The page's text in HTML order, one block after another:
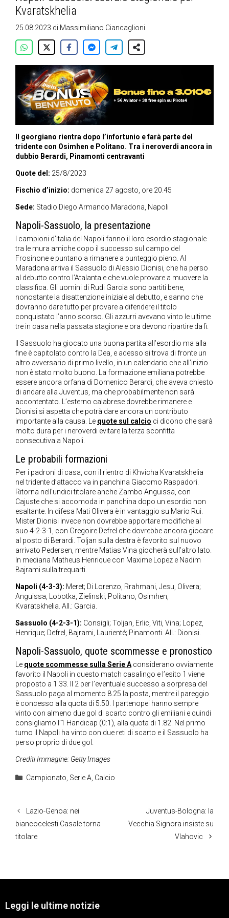
Kvaratskhelia
25.08.2023 di Massimiliano Ciancaglioni
Il georgiano rientra dopo l’infortunio e farà parte del
tridente con Osimhen e Politano. Tra i neroverdi ancora in
dubbio Berardi, Pinamonti centravanti
Quote del: 25/8/2023
Fischio d’inizio: domenica 27 agosto, ore 20.45
Sede: Stadio Diego Armando Maradona, Napoli
Napoli-Sassuolo, la presentazione
I campioni d’Italia del Napoli fanno il loro esordio stagionale
tra le mura amiche dopo il successo sul campo del
Frosinone e puntano a rimanere a punteggio pieno. Al
Maradona arriva il Sassuolo di Alessio Dionisi, che ha perso
al debutto contro l’Atalanta e che vuole provare a muovere la
classifica. Gli uomini di Rudi Garcia sono partiti bene,
nonostante la disattenzione iniziale al debutto, e sanno che
dovranno dare tutto per provare a difendere il titolo
conquistato l’anno scorso. Gli azzurri avevano vinto le ultime
tre in casa nella passata stagione e ora devono ripartire da lì.
Il Sassuolo ha giocato una buona partita all’esordio ma alla
fine è capitolato contro la Dea, e adesso si trova di fronte un
altro avversario di primo livello, in un calendario che all’inizio
non è stato molto buono. La formazione emiliana potrebbe
essere ancora orfana di Domenico Berardi, che aveva chiesto
di andare alla Juventus, ma che probabilmente non sarà
accontentato. L’esterno calabrese dovrebbe rimanere e
Dionisi si aspetta che potrà dare ancora un contributo
importante alla causa. Le quote sul calcio ci dicono che sarà
molto dura per i neroverdi evitare la terza sconfitta
consecutiva a Napoli.
Le probabili formazioni
Per i padroni di casa, con il rientro di Khvicha Kvaratskhelia
nel tridente d’attacco va in panchina Giacomo Raspadori.
Ritorna nell’undici titolare anche Zambo Anguissa, con
Cajuste che si accomoda in panchina dopo un esordio non
esaltante. In difesa Mati Olivera è in vantaggio su Mario Rui.
Mister Dionisi invece non dovrebbe apportare modifiche al
suo 4-2-3-1, con Gregoire Defrel che dovrebbe ancora giocare
al posto di Berardi. Toljan sulla destra è favorito sul nuovo
arrivato Pedersen, mentre Matias Vina giocherà sull’altro lato.
In mediana Matheus Henrique con Maxime Lopez e Nadim
Bajrami sulla trequarti.
Napoli (4-3-3): Meret; Di Lorenzo, Rrahmani, Jesu, Olivera;
Anguissa, Lobotka, Zielinski; Politano, Osimhen,
Kvaratskhelia. All.: Garcia.
Sassuolo (4-2-3-1): Consigli; Toljan, Erlic, Viti, Vina; Lopez,
Henrique; Defrel, Bajrami, Laurienté; Pinamonti. All.: Dionisi.
Napoli-Sassuolo, quote scommesse e pronostico
Le quote scommesse sulla Serie Aconsiderano ovviamente
favorito il Napoli in questo match casalingo e l’esito 1 viene
proposto a 1.33. Il 2 per l’eventuale successo a sorpresa del
Sassuolo paga al momento 8.25 la posta, mentre il pareggio
è concesso alla quota di 5.50. I partenopei hanno sempre
vinto con almeno due gol di scarto contro gli emiliani e quindi
consigliamo l’1 Handicap (0:1), alla quota di 1.82. Nel primo
turno il Napoli ha vinto con due reti di scarto e il Sassuolo ha
perso proprio di due gol.
Crediti Immagine: Getty Images
Categorie
Campionato, Serie A, Calcio
Lazio-Genoa: nei
biancocelesti Casale torna
titolare
Juventus-Bologna: la
Vecchia Signora insiste su
Vlahovic
Leggi le ultime notizie